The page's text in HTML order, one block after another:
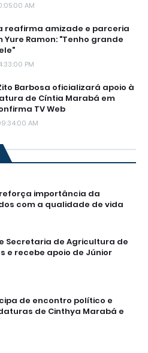
AM
reafirma amizade e parceria
Ramon: "Tenho grande
PM
Zito Barbosa oficializará apoio à
de Cíntia Marabá em
TV Web
AM
importância da
com a qualidade de vida
Secretaria de Agricultura de
e recebe apoio de Júnior
de encontro político e
de Cinthya Marabá e